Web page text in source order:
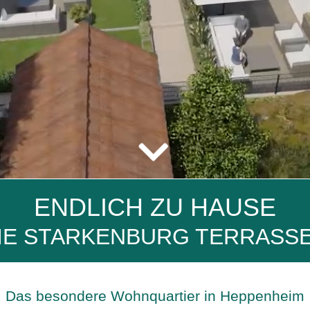
ENDLICH ZU HAUSE
STARKENBURG
Das besondere Wohnquartier in Heppenheim